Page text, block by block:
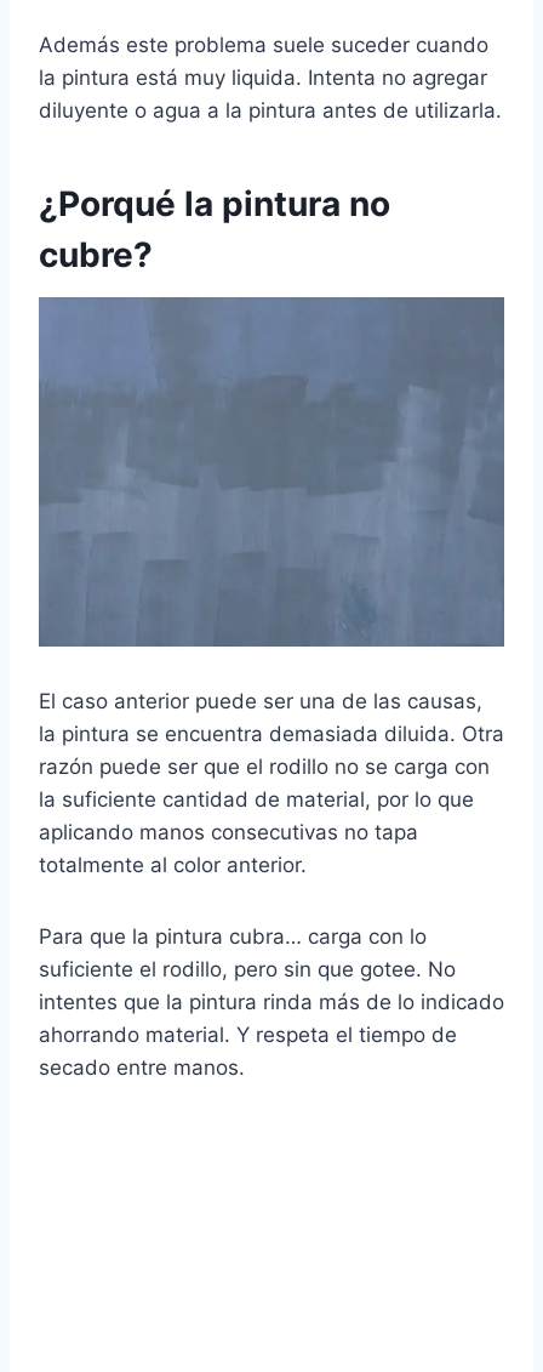
Además este problema suele suceder cuando
la pintura está muy liquida. Intenta no agregar
diluyente o agua a la pintura antes de utilizarla.
¿Porqué la pintura no
cubre?
El caso anterior puede ser una de las causas,
la pintura se encuentra demasiada diluida. Otra
razón puede ser que el rodillo no se carga con
la suficiente cantidad de material, por lo que
aplicando manos consecutivas no tapa
totalmente al color anterior.
Para que la pintura cubra… carga con lo
suficiente el rodillo, pero sin que gotee. No
intentes que la pintura rinda más de lo indicado
ahorrando material. Y respeta el tiempo de
secado entre manos.